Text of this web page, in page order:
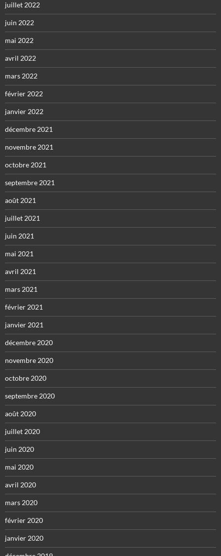
juillet 2022
juin 2022
mai 2022
avril 2022
mars 2022
février 2022
janvier 2022
décembre 2021
novembre 2021
octobre 2021
septembre 2021
août 2021
juillet 2021
juin 2021
mai 2021
avril 2021
mars 2021
février 2021
janvier 2021
décembre 2020
novembre 2020
octobre 2020
septembre 2020
août 2020
juillet 2020
juin 2020
mai 2020
avril 2020
mars 2020
février 2020
janvier 2020